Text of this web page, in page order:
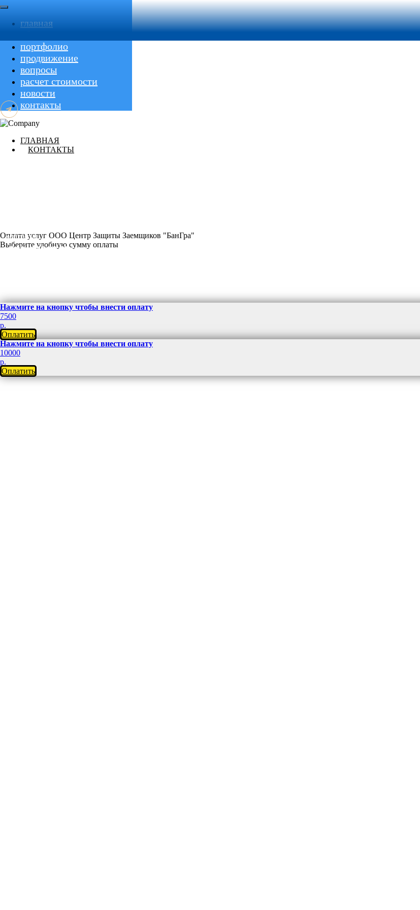
контакты
+7 904 049-83-03
главная
портфолио
продвижение
вопросы
расчет стоимости
новости
контакты
ГЛАВНАЯ
КОНТАКТЫ
Оплата услуг ООО Центр Защиты Заемщиков "БанГра"
Выберите удобную сумму оплаты
Нажмите на кнопку чтобы внести оплату
7500
р.
Оплатить
Нажмите на кнопку чтобы внести оплату
10000
р.
Оплатить